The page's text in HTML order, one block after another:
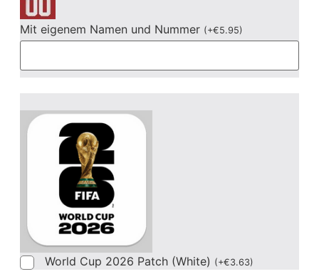
Mit eigenem Namen und Nummer (+€5.95)
World Cup 2026 Patch (White) (+€3.63)